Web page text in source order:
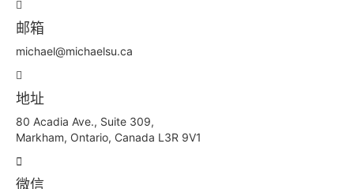
邮箱
michael@michaelsu.ca
地址
80 Acadia Ave., Suite 309,
Markham, Ontario, Canada L3R 9V1
微信